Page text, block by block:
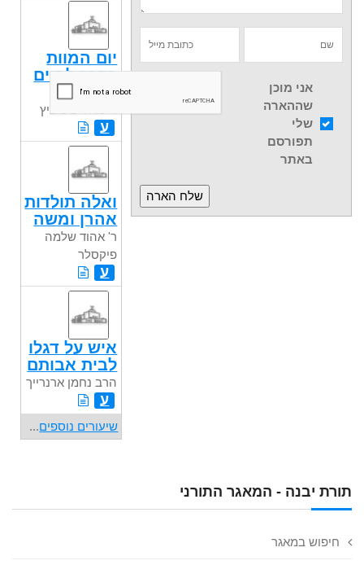
תורת יבנה - המאגר התורני
חיפוש במאגר
אני מוכן
שההארה
שלי
תפורסם
באתר
יום המוות
כדרך לחיים
אמיתיים
ר' מאיר ציצוביץ
ע
ואלה תולדות
אהרן ומשה
ר' אהוד שלמה
פיקסלר
ע
איש על דגלו
לבית אבותם
הרב נחמן ארנרייך
ע
שיעורים נוספים...